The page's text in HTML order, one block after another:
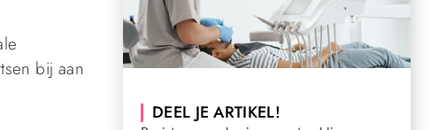
bij aan
DEEL JE ARTIKEL!